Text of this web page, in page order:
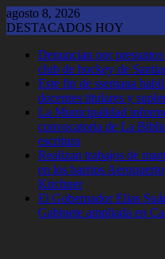
Saltar
al
agosto 8, 2026
DESTACADOS HOY
Denuncian por
club de hockey de
Este fin de ssemana
docentes titulares y
La Municipalidad
convocatoria de La
escritura
Realizan trabajos de
en los barrios
Kirchner
El Gobernador Elias
Gabinete ampliada en